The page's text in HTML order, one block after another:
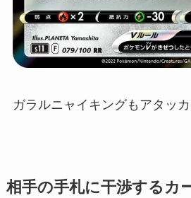
ガラルニャイキングもアタッカ
相手の手札に干渉するカ